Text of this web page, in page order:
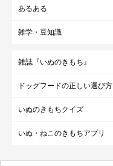
あるある
雑学・豆知識
雑誌『いぬのきもち』
ドッグフードの正しい選び方
いぬのきもちクイズ
いぬ・ねこのきもちアプリ